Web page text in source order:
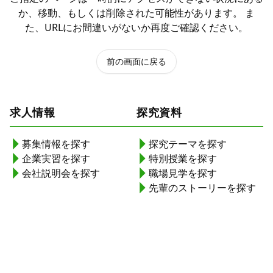
か、移動、もしくは削除された可能性があります。 ま
た、URLにお間違いがないか再度ご確認ください。
前の画面に戻る
求人情報
募集情報を探す
企業実習を探す
会社説明会を探す
探究資料
探究テーマを探す
特別授業を探す
職場見学を探す
先輩のストーリーを探す